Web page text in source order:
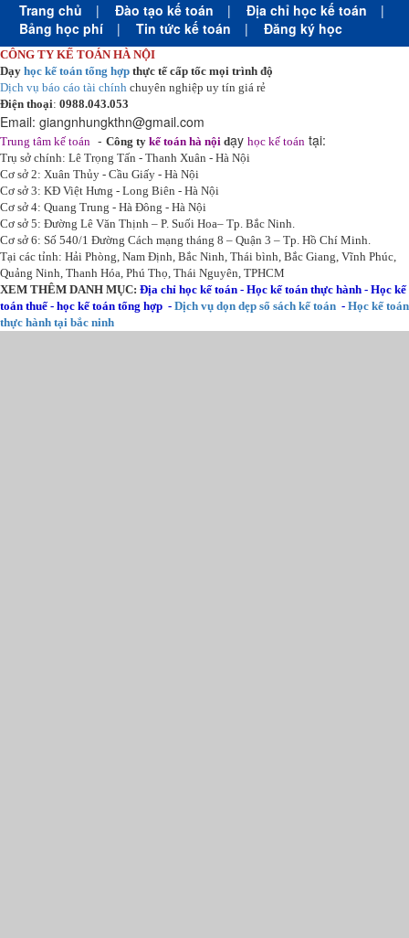
Trang chủ | Đào tạo kế toán | Địa chỉ học kế toán
|
Bảng học phí
| Tin tức kế toán | Đăng ký học
CÔNG TY KẾ TOÁN HÀ NỘI
Dạy học kế toán tổng hợp thực tế cấp tốc mọi trình độ
Dịch vụ báo cáo tài chính chuyên nghiệp uy tín giá rẻ
Điện thoại: 0988.043.053
Email: giangnhungkthn@gmail.com
Trung tâm kế toán - Công ty kế toán hà nội dạy học kế toán tại:
Trụ sở chính: Lê Trọng Tấn - Thanh Xuân - Hà Nội
Cơ sở 2: Xuân Thủy - Cầu Giấy - Hà Nội
Cơ sở 3: KĐ Việt Hưng - Long Biên - Hà Nội
Cơ sở 4: Quang Trung - Hà Đông - Hà Nội
Cơ sở 5: Đường Lê Văn Thịnh – P. Suối Hoa– Tp. Bắc Ninh.
Cơ sở 6: Số 540/1 Đường Cách mạng tháng 8 – Quận 3 – Tp. Hồ Chí Minh.
Tại các tỉnh: Hải Phòng, Nam Định, Bắc Ninh, Thái bình, Bắc Giang, Vĩnh Phúc,
Quảng Ninh, Thanh Hóa, Phú Thọ, Thái Nguyên, TPHCM
XEM THÊM DANH MỤC: Địa chỉ học kế toán - Học kế toán thực hành - Học kế
toán thuế- học kế toán tổng hợp - Dịch vụ dọn dẹp sổ sách kế toán - Học kế toán
thực hành tại bắc ninh